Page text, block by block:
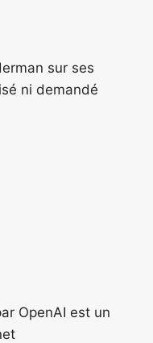
sur ses
ni demandé
OpenAI est un